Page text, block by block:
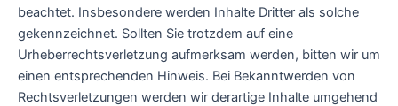
beachtet. Insbesondere werden Inhalte Dritter als solche
gekennzeichnet. Sollten Sie trotzdem auf eine
Urheberrechtsverletzung aufmerksam werden, bitten wir um
einen entsprechenden Hinweis. Bei Bekanntwerden von
Rechtsverletzungen werden wir derartige Inhalte umgehend